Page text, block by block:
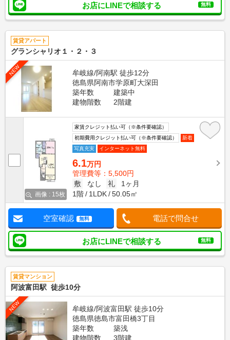
お店にLINEで相談する 無料
賃貸アパート
グランシャリオ１・２・３
NEW
牟岐線/阿南駅 徒歩12分
徳島県阿南市学原町大深田
築年数
建築中
建物階数
2階建
画像 : 15枚
家賃クレジット払い可（※条件要確認）
初期費用クレジット払い可（※条件要確認）
新着
写真充実
インターネット無料
6.1万円
管理費等：5,500円
敷
なし 礼
1ヶ月
1階
1LDK 50.05㎡
空室確認 無料 電話で問合せ
お店にLINEで相談する 無料
賃貸マンション
阿波富田駅 徒歩10分
NEW
牟岐線/阿波富田駅 徒歩10分
徳島県徳島市富田橋3丁目
築年数
築浅
建物階数
3階建